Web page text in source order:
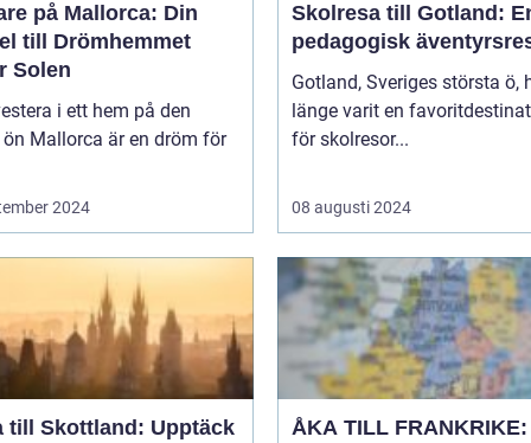
på Mallorca: Din
till Drömhemmet
Solen
i ett hem på den
Mallorca är en dröm för
2024
Skolresa till Gotland:
pedagogisk
Gotland, Sveriges största ö,
länge varit en
för skolresor...
08 augusti 2024
till Skottland: Upptäck
ÅKA TILL FRANKRIKE: